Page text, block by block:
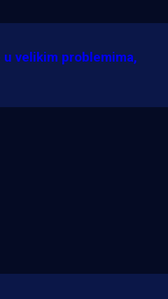
u velikim problemima,